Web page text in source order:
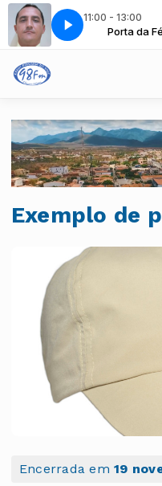
11:00 - 13:00
Ximenes Porta da
Exemplo de
Encerrada em19